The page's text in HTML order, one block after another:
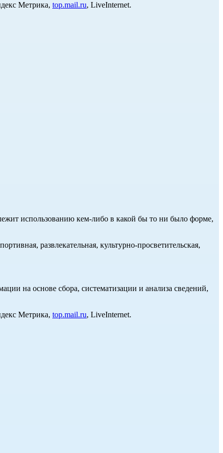
Метрика, top.mail.ru, LiveInternet.
использованию кем-либо в какой бы то ни было форме,
развлекательная, культурно-просветительская,
на основе сбора, систематизации и анализа сведений,
Метрика, top.mail.ru, LiveInternet.